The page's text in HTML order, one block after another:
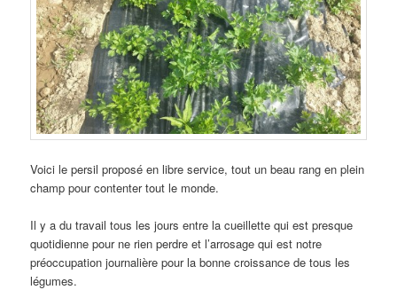
Voici le persil proposé en libre service, tout un beau rang en plein
champ pour contenter tout le monde.
Il y a du travail tous les jours entre la cueillette qui est presque
quotidienne pour ne rien perdre et l’arrosage qui est notre
préoccupation journalière pour la bonne croissance de tous les
légumes.